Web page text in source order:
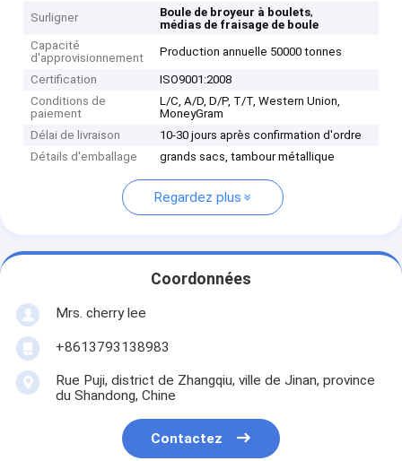
Surligner Boule de broyeur à boulets,
médias de fraisage de boule
Capacité
d'approvisionnement
Production annuelle 50000 tonnes
Certification
ISO9001:2008
Conditions de
paiement
L/C, A/D, D/P, T/T, Western Union,
MoneyGram
Délai de livraison
10-30 jours après confirmation d'ordre
Détails d'emballage
grands sacs, tambour métallique
Regardez plus
Coordonnées
Mrs. cherry lee
+8613793138983
Rue Puji, district de Zhangqiu, ville de Jinan, province
du Shandong, Chine
Contactez